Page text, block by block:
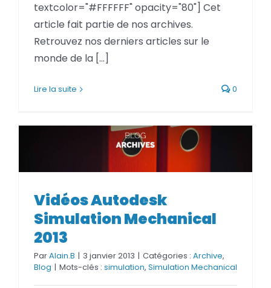
textcolor="#FFFFFF" opacity="80"] Cet
article fait partie de nos archives.
Retrouvez nos derniers articles sur le
monde de la [...]
Lire la suite 0
Vidéos Autodesk Simulation
Mechanical 2013
Vidéos Autodesk
Simulation Mechanical
2013
ParAlain.B | 3 janvier 2013 | Catégories : Archive,
Blog | Mots-clés : simulation, Simulation Mechanical